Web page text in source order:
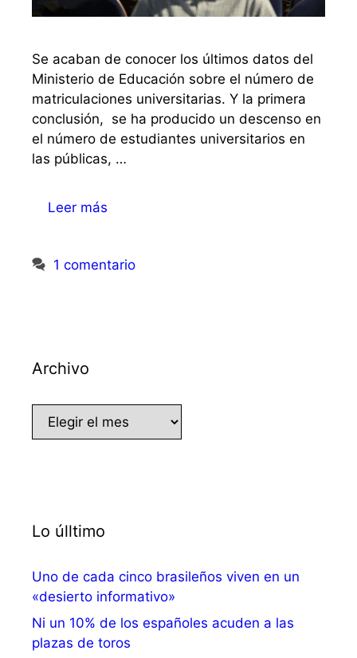
Se acaban de conocer los últimos datos del
Ministerio de Educación sobre el número de
matriculaciones universitarias. Y la primera
conclusión, se ha producido un descenso en
el número de estudiantes universitarios en
las públicas, …
Leer más
1 comentario
Archivo
Archivo
Lo úlltimo
Uno de cada cinco brasileños viven en un
«desierto informativo»
Ni un 10% de los españoles acuden a las
plazas de toros